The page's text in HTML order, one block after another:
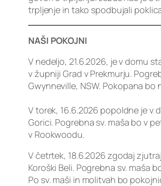
trpljenje in tako spodbujali
NAŠI POKOJNI
V nedeljo, 21.6.2026, je v domu
v župniji Grad v Prekmurju.
Gwynneville, NSW. Pokopana
V torek, 16.6.2026 popoldne je v
Gorici. Pogrebna sv. maša bo v
v Rookwoodu.
V četrtek, 18.6.2026 zgodaj
Koroški Beli. Pogrebna sv. maša
Po sv. maši in molitvah bo